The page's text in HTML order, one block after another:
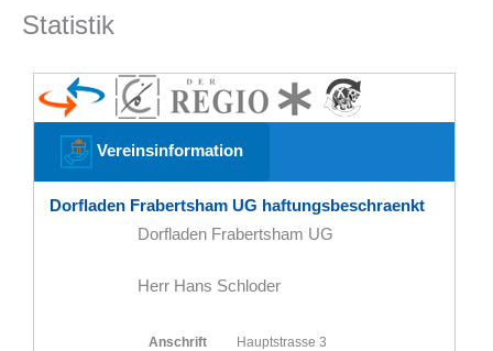
Statistik
Vereinsinformation
Dorfladen Frabertsham UG haftungsbeschraenkt
Dorfladen Frabertsham UG
Herr Hans Schloder
Anschrift
Hauptstrasse 3